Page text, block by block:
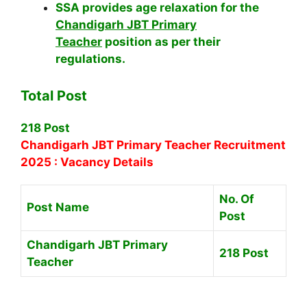
SSA provides age relaxation for the
Chandigarh JBT Primary
Teacher position as per their
regulations.
Total Post
218 Post
Chandigarh JBT Primary Teacher Recruitment
2025 : Vacancy Details
Post Name
No. Of
Post
Chandigarh JBT Primary
Teacher
218 Post